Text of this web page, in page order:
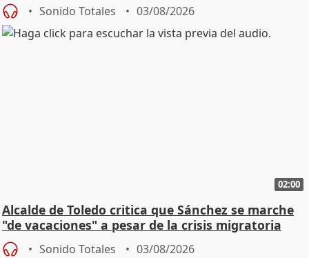
Sonido Totales 03/08/2026
02:00
Alcalde de Toledo critica que Sánchez se marche
"de vacaciones" a pesar de la crisis migratoria
Sonido Totales 03/08/2026